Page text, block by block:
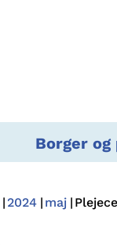
Borger
2024 maj